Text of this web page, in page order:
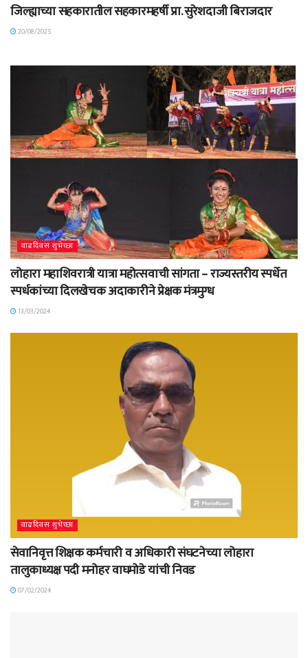
जिल्ह्याच्या सहकारातील सहकारमहर्षी प्रा. सुरेशदाजी बिराजदार
20/08/2025
वाढदिवस शुभेच्छा
लोहारा महाशिवरात्री यात्रा महोत्सवाची सांगता – राज्यस्तरीय स्पर्धेत
स्पर्धकांच्या दिलखेचक अदाकारीने प्रेक्षक मंत्रमुग्ध
13/03/2024
वाढदिवस शुभेच्छा
सेवानिवृत्त शिक्षक कर्मचारी व अधिकारी संघटनेच्या लोहारा
तालुकाध्यक्ष पदी मनोहर वाघमोडे यांची निवड
07/02/2024